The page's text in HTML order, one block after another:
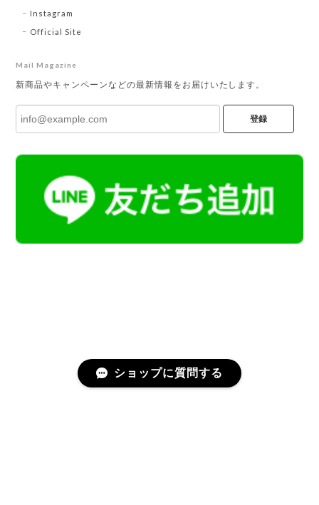
Instagram
Official Site
Mail Magazine
新商品やキャンペーンなどの最新情報をお届けいたします。
登録
ショップに質問する